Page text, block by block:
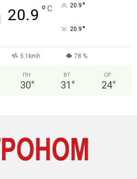
20.9 ° C 20.9 °
20.9 °
5.1kmh 78 %
ПН
30°
ВТ
31 °
СР
24°